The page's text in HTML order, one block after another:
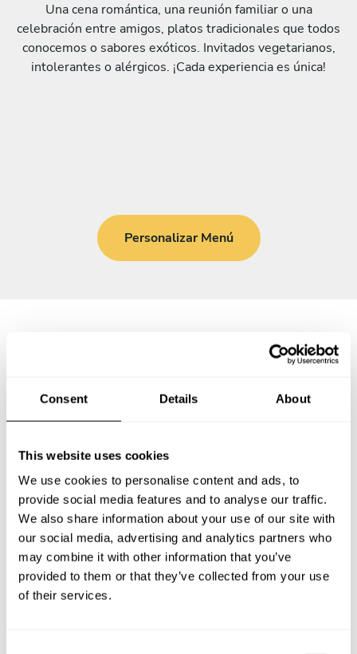
Consent Details About
This website uses cookies
We use cookies to personalise content and ads, to
provide social media features and to analyse our traffic.
We also share information about your use of our site with
our social media, advertising and analytics partners who
may combine it with other information that you’ve
provided to them or that they’ve collected from your use
of their services.
Una cena romántica, una reunión familiar o una
celebración entre amigos, platos tradicionales que todos
conocemos o sabores exóticos. Invitados vegetarianos,
intolerantes o alérgicos. ¡Cada experiencia es única!
Personalizar Menú
Preguntas frecuentes
Estas son las preguntas más frecuentes sobre Chef a
Domicilio en Rayones.
¿Qué incluye un servicio de Chef a Domicilio en
Rayones?
¿Cuánto cuesta un Chef a Domicilio en Rayones?
¿Cómo puedo reservar un Chef a Domicilio en